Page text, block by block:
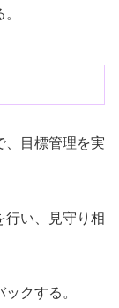
、目標管理を実
行い、見守り相
クする。